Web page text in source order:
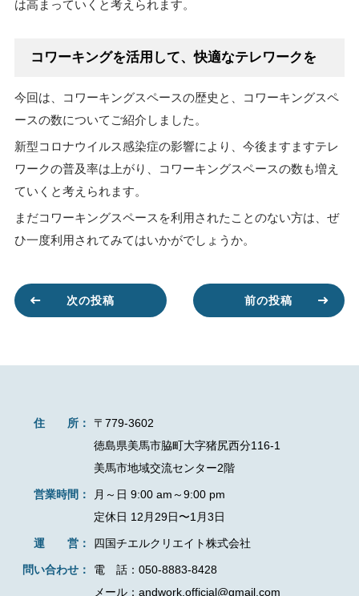
は高まっていくと考えられます。
コワーキングを活用して、快適なテレワークを
今回は、コワーキングスペースの歴史と、コワーキングスペ
ースの数についてご紹介しました。
新型コロナウイルス感染症の影響により、今後ますますテレ
ワークの普及率は上がり、コワーキングスペースの数も増え
ていくと考えられます。
まだコワーキングスペースを利用されたことのない方は、ぜ
ひ一度利用されてみてはいかがでしょうか。
次の投稿 前の投稿
住 所：
〒779-3602
徳島県美馬市脇町大字猪尻西分116-1
美馬市地域交流センター2階
営業時間：
月～日 9:00 am～9:00 pm
定休日 12月29日〜1月3日
運 営： 四国チエルクリエイト株式会社
問い合わせ：
電 話：050-8883-8428
メール：andwork.official@gmail.com